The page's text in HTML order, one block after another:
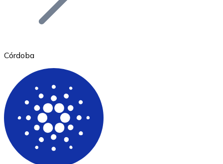
Ethereum
ETH
Córdoba